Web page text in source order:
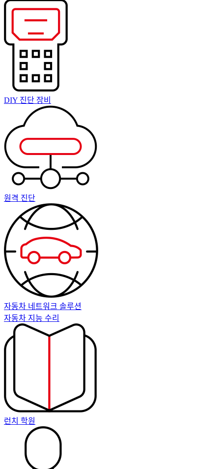
DIY 진단 장비
원격 진단
자동차 네트워크 솔루션
자동차 지능 수리
런치 학원